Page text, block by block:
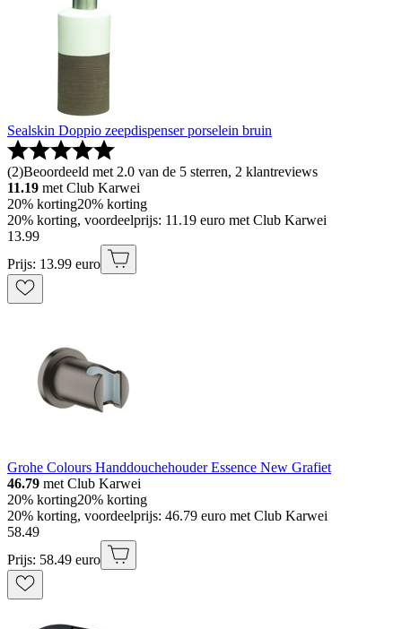
Sealskin Doppio zeepdispenser porselein bruin
(2)Beoordeeld met 2.0 van de 5 sterren, 2 klantreviews
11.19 met Club Karwei
20% korting20% korting
20% korting, voordeelprijs: 11.19 euro met Club Karwei
13.99
Prijs: 13.99 euro
Grohe Colours Handdouchehouder Essence New Grafiet
46.79 met Club Karwei
20% korting20% korting
20% korting, voordeelprijs: 46.79 euro met Club Karwei
58.49
Prijs: 58.49 euro